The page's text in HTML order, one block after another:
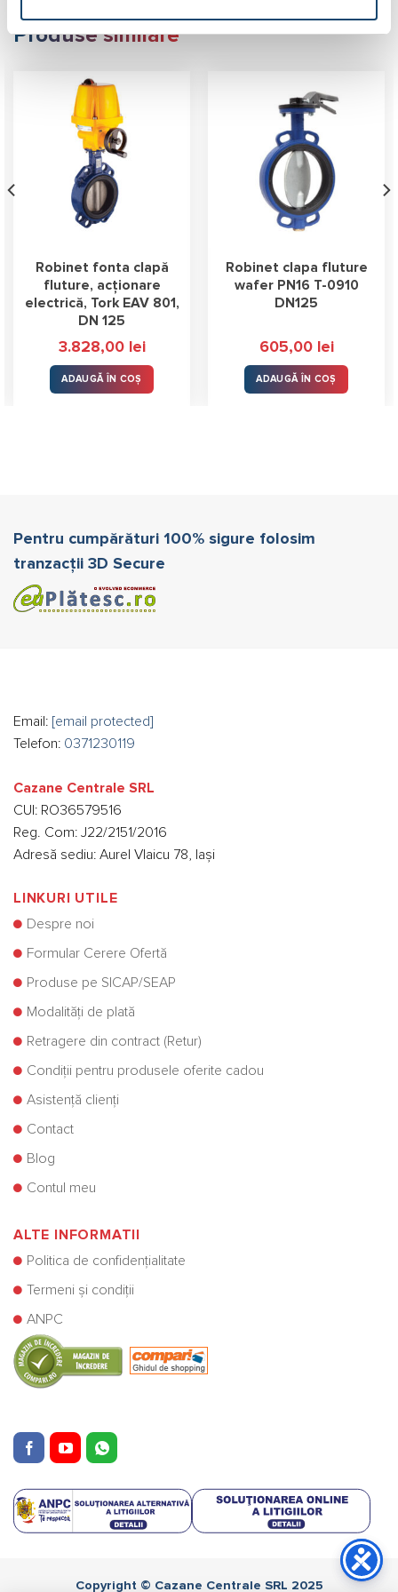
Produse similare
Robinet fonta clapă
fluture, acționare
electrică, Tork EAV 801,
DN 125
3.828,00 lei
ADAUGĂ ÎN COȘ
Robinet clapa fluture
wafer PN16 T-0910
DN125
605,00 lei
ADAUGĂ ÎN COȘ
Pentru cumpărături 100% sigure folosim
tranzacții 3D Secure
Email: [email protected]
Telefon: 0371230119
Cazane Centrale SRL
CUI: RO36579516
Reg. Com: J22/2151/2016
Adresă sediu: Aurel Vlaicu 78, Iași
LINKURI UTILE
Despre noi
Formular Cerere Ofertă
Produse pe SICAP/SEAP
Modalități de plată
Retragere din contract (Retur)
Condiții pentru produsele oferite cadou
Asistență clienți
Contact
Blog
Contul meu
ALTE INFORMATII
Politica de confidențialitate
Termeni și condiții
ANPC
Copyright © Cazane Centrale SRL 2025